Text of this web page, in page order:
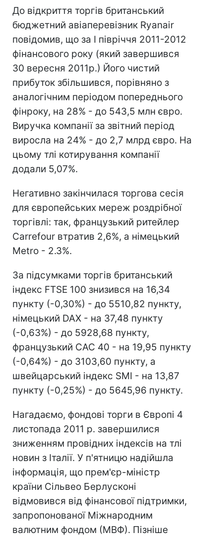
До відкриття торгів британський
бюджетний авіаперевізник Ryanair
повідомив, що за I півріччя 2011-2012
фінансового року (який завершився
30 вересня 2011р.) Його чистий
прибуток збільшився, порівняно з
аналогічним періодом попереднього
фінроку, на 28% - до 543,5 млн євро.
Виручка компанії за звітний період
виросла на 24% - до 2,7 млрд євро. На
цьому тлі котирування компанії
додали 5,07%.
Негативно закінчилася торгова сесія
для європейських мереж роздрібної
торгівлі: так, французький ритейлер
Carrefour втратив 2,6%, а німецький
Metro - 2.3%.
За підсумками торгів британський
індекс FTSE 100 знизився на 16,34
пункту (-0,30%) - до 5510,82 пункту,
німецький DAX - на 37,48 пункту
(-0,63%) - до 5928,68 пункту,
французький CAC 40 - на 19,95 пункту
(-0,64%) - до 3103,60 пункту, а
швейцарський індекс SMI - на 13,87
пункту (-0,25%) - до 5645,96 пункту.
Нагадаємо, фондові торги в Європі 4
листопада 2011 р. завершилися
зниженням провідних індексів на тлі
новин з Італії. У п'ятницю надійшла
інформація, що прем'єр-міністр
країни Сільвео Берлусконі
відмовився від фінансової підтримки,
запропонованої Міжнародним
валютним фондом (МВФ). Пізніше